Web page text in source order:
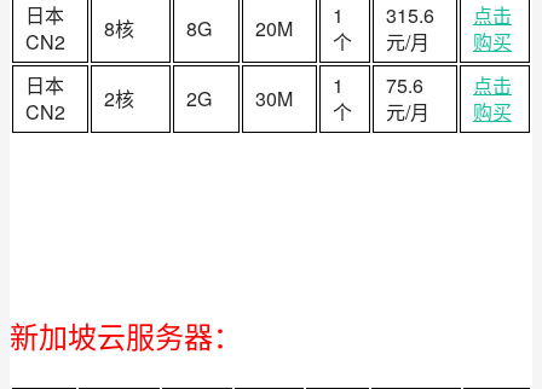
日本
CN2
8核 8G 20M
1
个
315.6
元/月
点击
购买
日本
CN2
2核 2G 30M
1
个
75.6
元/月
点击
购买
新加坡云服务器：